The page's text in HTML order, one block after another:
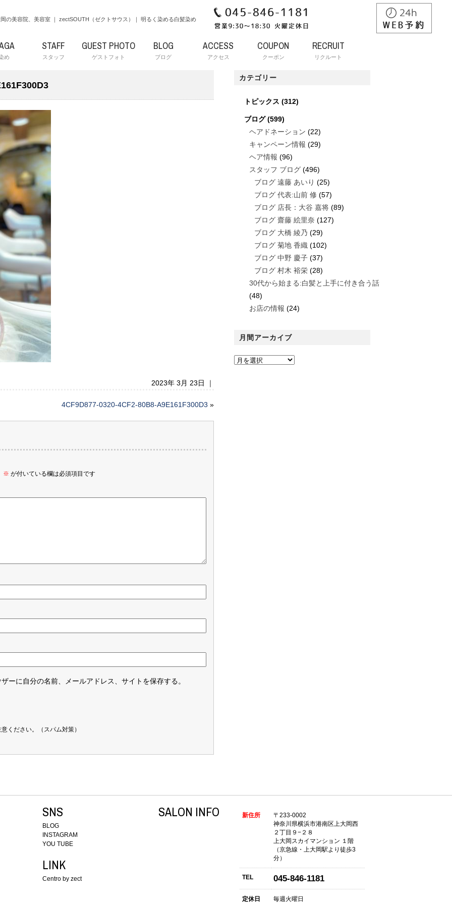
の美容院、美容室 ｜ zectSOUTH（ゼクトサウス）｜ 明るく染める白髪染め
め
STAFF
スタッフ
GUEST PHOTO
ゲストフォト
BLOG
ブログ
ACCESS
アクセス
COUPON
クーポン
RECRUIT
リクルート
2023年 3月 23日 ｜
4CF9D877-0320-4CF2-80B8-A9E161F300D3 »
※ が付いている欄は必須項目です
ーに自分の名前、メールアドレス、サイトを保存する。
ください。（スパム対策）
カテゴリー
トピックス (312)
ブログ(599)
ヘアドネーション (22)
キャンペーン情報 (29)
ヘア情報 (96)
スタッフ ブログ (496)
ブログ 遠藤 あいり (25)
ブログ 代表:山前 修 (57)
ブログ 店長：大谷 嘉将 (89)
ブログ 齋藤 絵里奈 (127)
ブログ 大橋 綾乃 (29)
ブログ 菊地 香織 (102)
ブログ 中野 慶子 (37)
ブログ 村木 裕栄 (28)
30代から始まる:白髪と上手に付き合う話
(48)
お店の情報 (24)
月間アーカイブ
SNS
BLOG
INSTAGRAM
YOU TUBE
LINK
Centro by zect
SALON INFO 新住所
〒233-0002
神奈川県横浜市港南区上大岡西
２丁目９−２８
上大岡スカイマンション １階
（京急線・上大岡駅より徒歩3
分）
TEL 045-846-1181
定休日 毎週火曜日